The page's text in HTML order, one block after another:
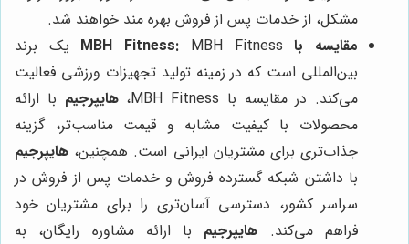
مشکل، از خدمات پس از فروش بهره مند خواهند شد.
مقایسه با MBH Fitness:
MBH Fitness یک برند
بین‌المللی است که در زمینه تولید تجهیزات ورزشی فعالیت
می‌کند. در مقایسه با MBH Fitness،
هایپرجیم با ارائه
محصولات با کیفیت مشابه و قیمت مناسب‌تر، گزینه
جذاب‌تری برای مشتریان ایرانی است. همچنین، هایپرجیم
با داشتن شبکه گسترده فروش و خدمات پس از فروش در
سراسر کشور، دسترسی آسان‌تری را برای مشتریان خود
فراهم می‌کند. هایپرجیم با ارائه مشاوره رایگان، به